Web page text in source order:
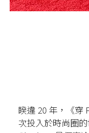
睽違 20 年，《穿
次投入於時尚圈